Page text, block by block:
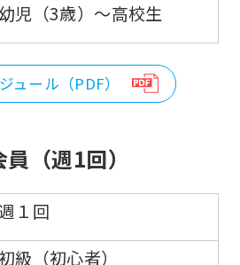
児（3歳）～高校生
ュール（PDF）
（週1回）
１回
級（初心者）